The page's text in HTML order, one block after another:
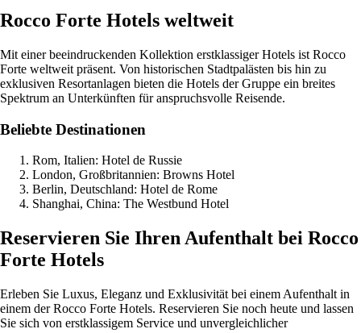
Rocco Forte Hotels weltweit
Mit einer beeindruckenden Kollektion erstklassiger Hotels ist Rocco
Forte weltweit präsent. Von historischen Stadtpalästen bis hin zu
exklusiven Resortanlagen bieten die Hotels der Gruppe ein breites
Spektrum an Unterkünften für anspruchsvolle Reisende.
Beliebte Destinationen
Rom, Italien: Hotel de Russie
London, Großbritannien: Browns Hotel
Berlin, Deutschland: Hotel de Rome
Shanghai, China: The Westbund Hotel
Reservieren Sie Ihren Aufenthalt bei Rocco
Forte Hotels
Erleben Sie Luxus, Eleganz und Exklusivität bei einem Aufenthalt in
einem der Rocco Forte Hotels. Reservieren Sie noch heute und lassen
Sie sich von erstklassigem Service und unvergleichlicher